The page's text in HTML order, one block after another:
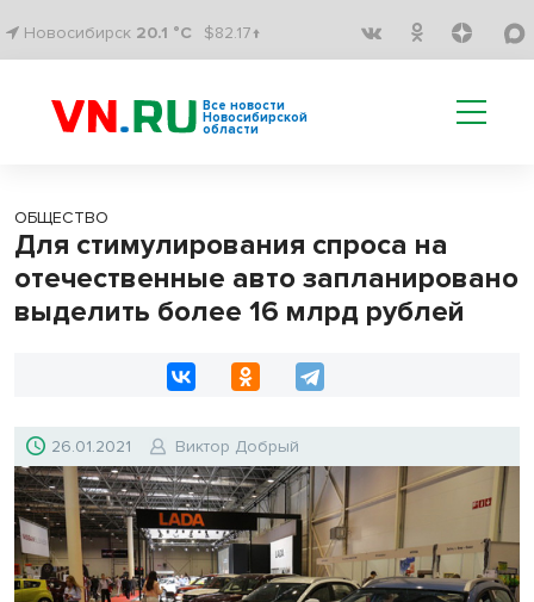
Новосибирск 20.1 °C $82.17↑
Все новости
Новосибирской
области
ОБЩЕСТВО
Для стимулирования спроса на
отечественные авто запланировано
выделить более 16 млрд рублей
26.01.2021 Виктор Добрый